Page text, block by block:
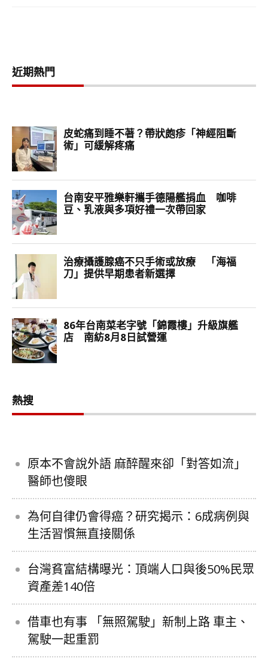
近期熱門
熱搜
原本不會說外語 麻醉醒來卻「對答如流」
醫師也傻眼
為何自律仍會得癌？研究揭示：6成病例與
生活習慣無直接關係
台灣貧富結構曝光：頂端人口與後50%民眾
資產差140倍
借車也有事 「無照駕駛」新制上路 車主、
駕駛一起重罰